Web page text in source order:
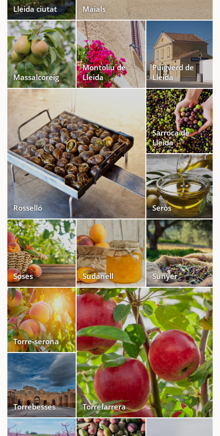
Lleida ciutat Maials
Massalcoreig
Montoliu de
Lleida
Puigverd de
Lleida
Rosselló
Sarroca de
Lleida
Seròs
Soses Sudanell Sunyer
Torre-serona
Torrebesses Torrefarrera